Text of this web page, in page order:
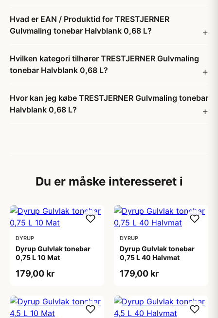
Hvad er EAN / Produktid for TRESTJERNER
Gulvmaling tonebar Halvblank 0,68 L?
Hvilken kategori tilhører TRESTJERNER Gulvmaling
tonebar Halvblank 0,68 L?
Hvor kan jeg købe TRESTJERNER Gulvmaling tonebar
Halvblank 0,68 L?
Du er måske interesseret i
DYRUP
Dyrup Gulvlak tonebar
0,75 L 10 Mat
179,00 kr
DYRUP
Dyrup Gulvlak tonebar
0,75 L 40 Halvmat
179,00 kr